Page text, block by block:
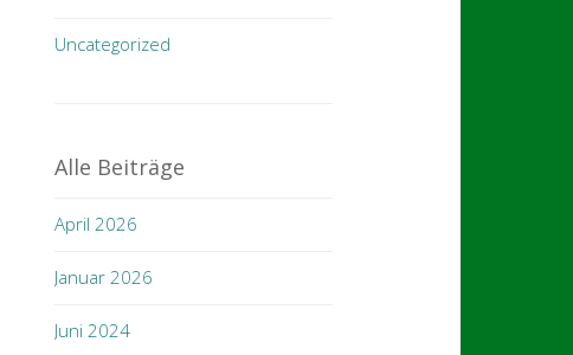
Uncategorized
Alle Beiträge
April 2026
Januar 2026
Juni 2024